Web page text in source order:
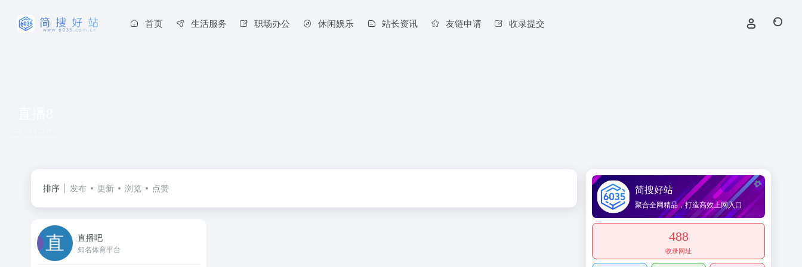
首页 生活服务 职场办公 休闲娱乐 站长资讯 友链申请 收录提交
排序 发布 更新 浏览 点赞
直播吧
知名体育平台
简搜好站
聚合全网精品，打造高效上网入口
488
收录网址